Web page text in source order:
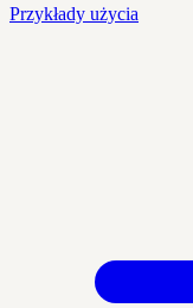
Przykłady użycia